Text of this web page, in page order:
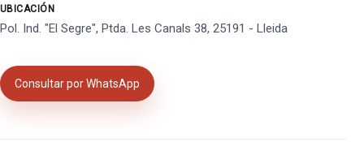
UBICACIÓN
Pol. Ind. "El Segre", Ptda. Les Canals 38, 25191 - Lleida
Consultar por WhatsApp